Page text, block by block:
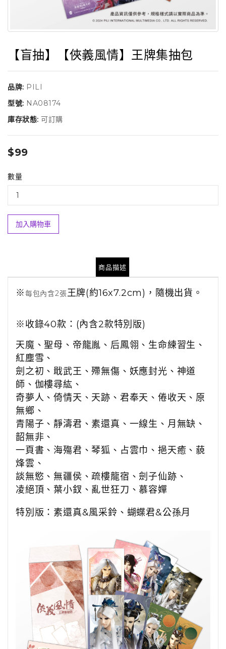
【盲抽】【俠義風情】王牌集抽包
品牌: PILI
型號: NA08174
庫存狀態: 可訂購
$99
數量
加入購物車
商品描述
※每包內含2張王牌(約16x7.2cm)，隨機出貨。
※收錄40款：(內含2款特別版)
天魔、聖母、帝龍胤、后鳳翎、生命練習生、
紅塵雪、
劍之初、戢武王、殢無傷、妖應封光、 神道
師、伽樓尋紘、
奇夢人、倚情天、 天跡、君奉天、倦收天、原
無鄉、
青陽子、靜濤君、素還真、一線生、月無缺、
韶無非、
一頁書、海殤君、琴狐、占雲巾、挹天癒、藐
烽雲、
談無慾、無疆侯、疏樓龍宿、劍子仙跡、
凌絕頂、葉小釵、亂世狂刀、慕容嬋
特別版 ： 素還真&風采鈴、蝴蝶君&公孫月